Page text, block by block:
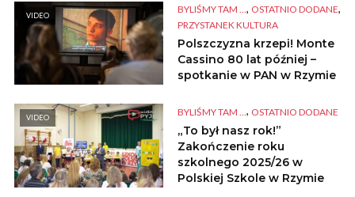
VIDEO
BYLIŚMY TAM ..., OSTATNIO DODANE,
PRZYSTANEK KULTURA
Polszczyzna krzepi! Monte
Cassino 80 lat później –
spotkanie w PAN w Rzymie
VIDEO
BYLIŚMY TAM ... , OSTATNIO DODANE
„To był nasz rok!”
Zakończenie roku
szkolnego 2025/26 w
Polskiej Szkole w Rzymie